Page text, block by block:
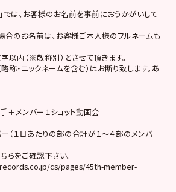
は、お客様のお名前を事前におうかがいして
お名前は、お客様ご本人様のフルネームも
（※敬称別）とさせて頂きます。
ニックネームを含む）はお断り致します。あ
メンバー１ショット動画会
（１日あたりの部の合計が１〜４部のメンバ
をご確認下さい。
cs/pages/45th-member-